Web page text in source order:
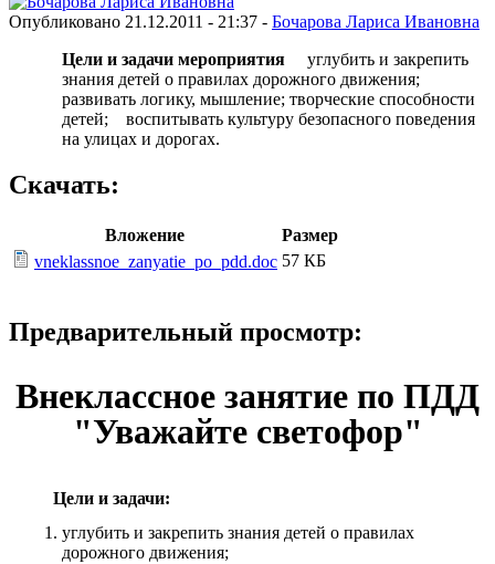
Опубликовано 21.12.2011 - 21:37 - Бочарова Лариса Ивановна
Цели и задачи мероприятия углубить и закрепить
знания детей о правилах дорожного движения;
развивать логику, мышление; творческие способности
детей; воспитывать культуру безопасного поведения
на улицах и дорогах.
Скачать:
Вложение
Размер
vneklassnoe_zanyatie_po_pdd.doc 57 КБ
Предварительный просмотр:
Внеклассное занятие по ПДД
"Уважайте светофор"
Цели и задачи:
углубить и закрепить знания детей о правилах
дорожного движения;